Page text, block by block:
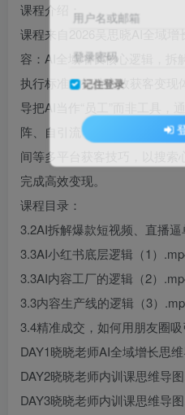
课程介绍：
课程来自2026吴思晓AI全域
容：AI全域增长核心逻辑，拆
执行标准，打造高效获客变现
导把AI当作“员工”而非工具，
阵、自引流，实现一人顶十
间等多平台获客技巧，以搜
完成高效变现。
课程目录：
3.2AI拆解爆款短视频、直播
3.3AI小红书底层逻辑（1）
3.3AI内容工厂的逻辑（2）
3.3内容生产线的逻辑（3）
3.4精准成交，如何用朋友圈
DAY1晓晓老师AI全域增长思
DAY2晓晓老师内训课思维导
DAY3晓晓老师内训课思维导
用户名或邮箱
登录密码
记住登录